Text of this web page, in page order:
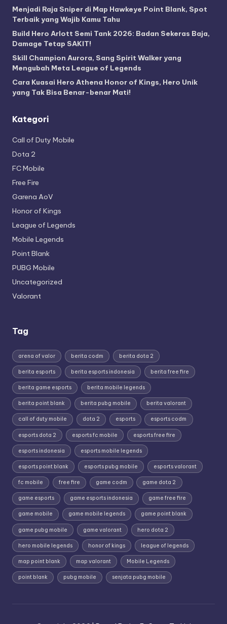
Menjadi Raja Sniper di Map Hawkeye Point Blank, Spot
Terbaik yang Wajib Kamu Tahu
Build Hero Arlott Semi Tank 2026: Badan Sekeras Baja,
Damage Tetap SAKIT!
Skill Champion Aurora, Sang Spirit Walker yang
Mengubah Meta League of Legends
Cara Kuasai Hero Athena Honor of Kings, Hero Unik
yang Tak Bisa Benar-benar Mati!
Kategori
Call of Duty Mobile
Dota 2
FC Mobile
Free Fire
Garena AoV
Honor of Kings
League of Legends
Mobile Legends
Point Blank
PUBG Mobile
Uncategorized
Valorant
Tag
arena of valor berita codm berita dota 2
berita esports berita esports indonesia berita free fire
berita game esports berita mobile legends
berita point blank berita pubg mobile berita valorant
call of duty mobile dota 2 esports esports codm
esports dota 2 esports fc mobile esports free fire
esports indonesia esports mobile legends
esports point blank esports pubg mobile esports valorant
fc mobile free fire game codm game dota 2
game esports game esports indonesia game free fire
game mobile game mobile legends game point blank
game pubg mobile game valorant hero dota 2
hero mobile legends honor of kings league of legends
map point blank map valorant Mobile Legends
point blank pubg mobile senjata pubg mobile